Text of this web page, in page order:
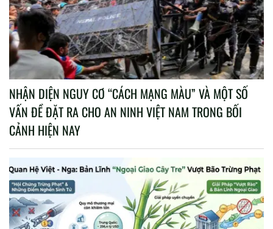
NHẬN DIỆN NGUY CƠ “CÁCH MẠNG MÀU” VÀ MỘT SỐ
VẤN ĐỀ ĐẶT RA CHO AN NINH VIỆT NAM TRONG BỐI
CẢNH HIỆN NAY